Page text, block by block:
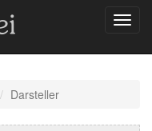
Darsteller